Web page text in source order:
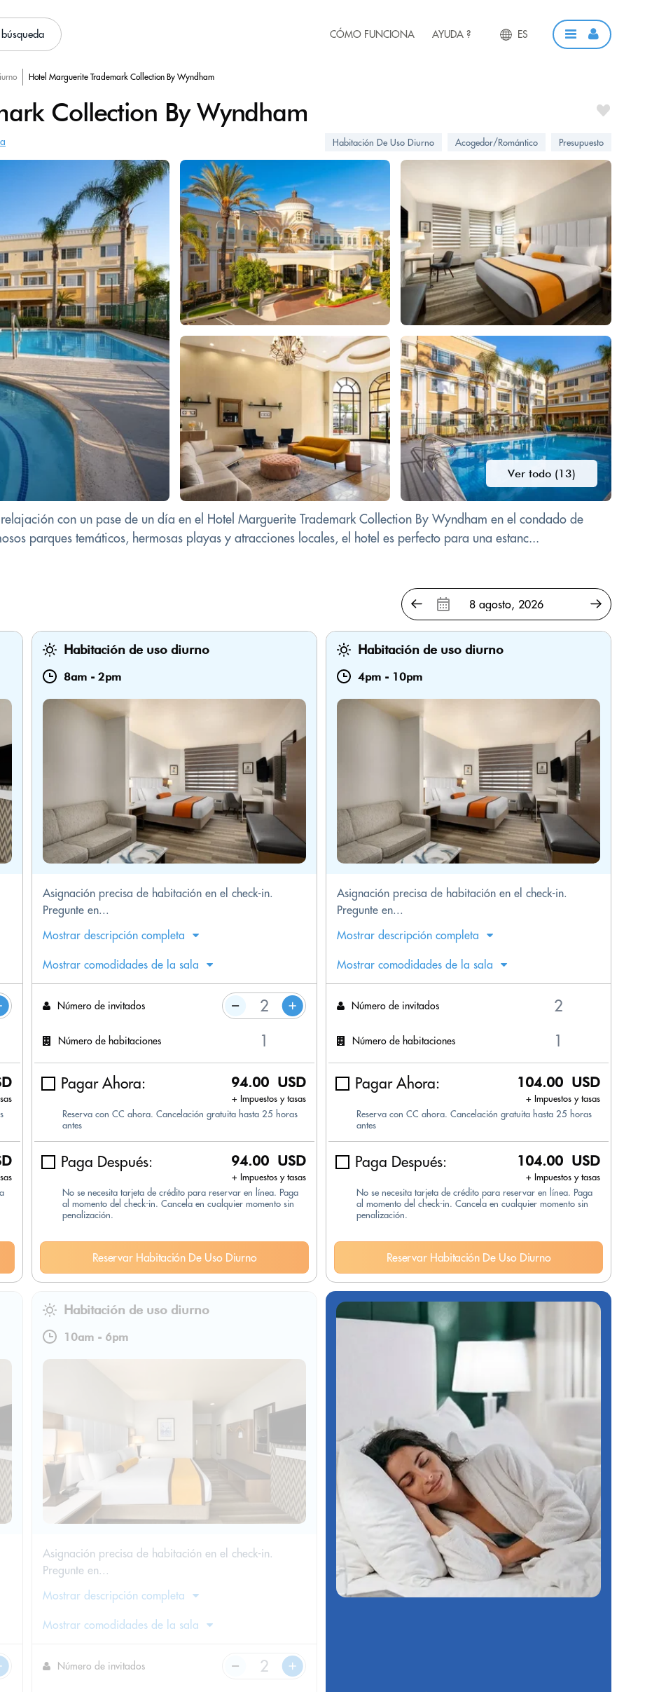
CÓMO FUNCIONA AYUDA ? ES
Hotel Marguerite Trademark Collection By Wyndham
Collection By Wyndham
Habitación De Uso Diurno Acogedor/Romántico Presupuesto
Ver todo (13)
con un pase de un día en el Hotel Marguerite Trademark Collection By Wyndham en el condado de
parques temáticos, hermosas playas y atracciones locales, el hotel es perfecto para una estanc...
Habitación de uso diurno
8am - 2pm
Asignación precisa de habitación en el check-in.
Pregunte en...
Mostrar descripción completa
Mostrar comodidades de la sala
Número de invitados
Número de habitaciones
Pagar Ahora: 94.00 USD
+ Impuestos y tasas
Reserva con CC ahora. Cancelación gratuita hasta 25 horas
antes
Paga Después: 94.00 USD
+ Impuestos y tasas
No se necesita tarjeta de crédito para reservar en línea. Paga
al momento del check-in. Cancela en cualquier momento sin
penalización.
Reservar Habitación De Uso Diurno
Habitación de uso diurno
4pm - 10pm
Asignación precisa de habitación en el check-in.
Pregunte en...
Mostrar descripción completa
Mostrar comodidades de la sala
Número de invitados
Número de habitaciones
Pagar Ahora: 104.00 USD
+ Impuestos y tasas
Reserva con CC ahora. Cancelación gratuita hasta 25 horas
antes
Paga Después: 104.00 USD
+ Impuestos y tasas
No se necesita tarjeta de crédito para reservar en línea. Paga
al momento del check-in. Cancela en cualquier momento sin
penalización.
Reservar Habitación De Uso Diurno
Habitación de uso diurno
10am - 6pm
Asignación precisa de habitación en el check-in.
Pregunte en...
Mostrar descripción completa
Mostrar comodidades de la sala
Número de invitados